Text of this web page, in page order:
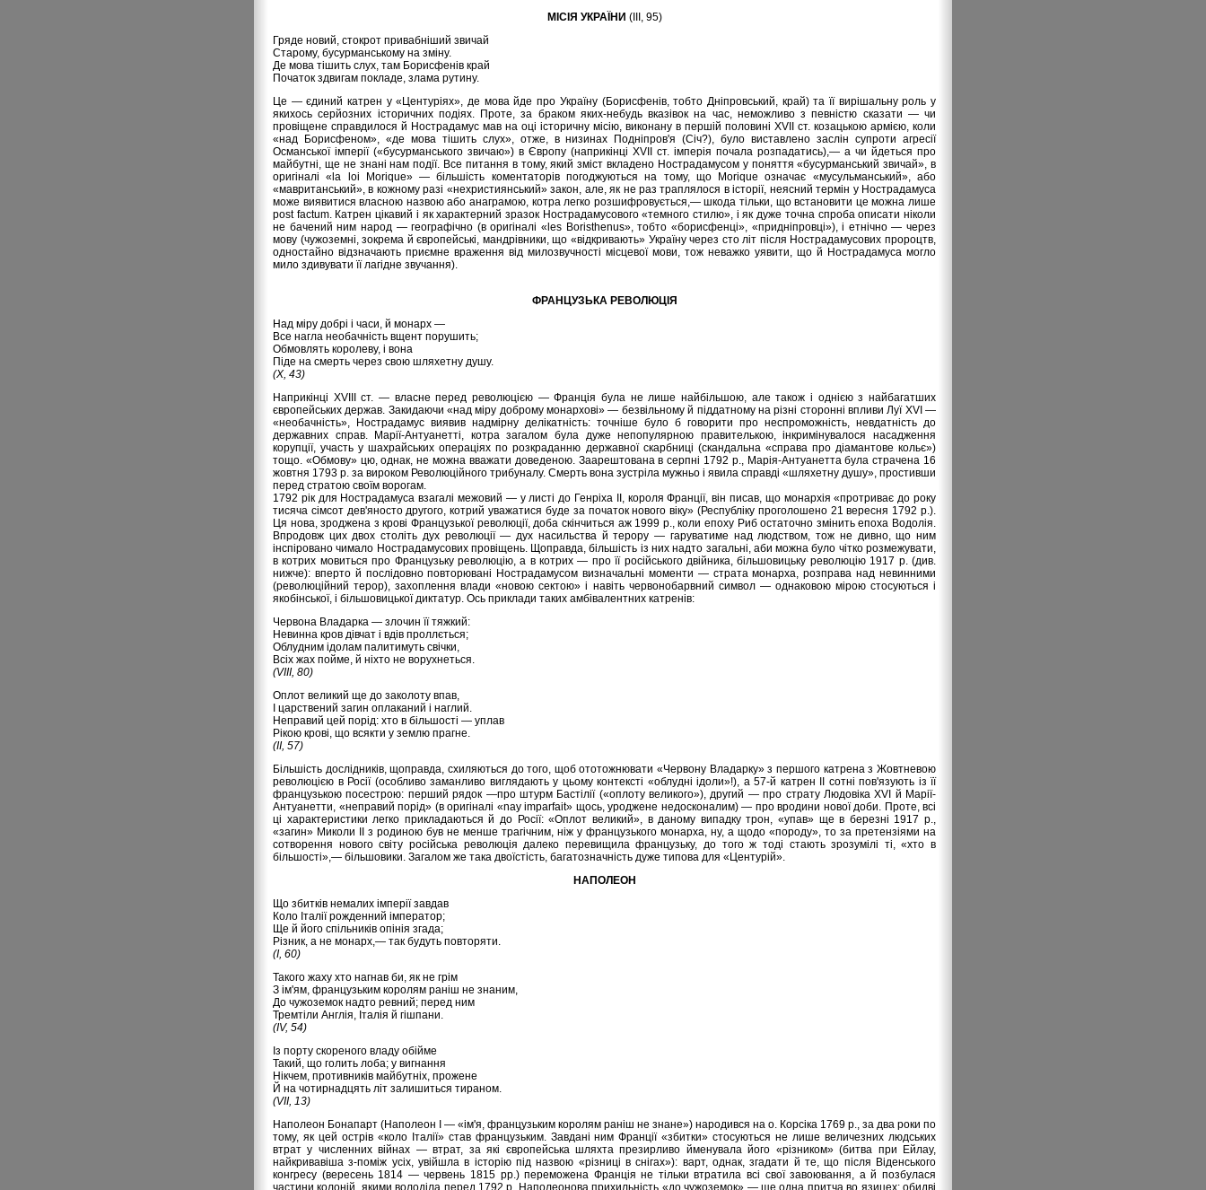
МІСІЯ УКРАЇНИ (ІІІ, 95)
Гряде новий, стокрот привабніший звичай
Старому, бусурманському на зміну.
Де мова тішить слух, там Борисфенів край
Початок здвигам покладе, злама рутину.
Це — єдиний катрен у «Центуріях», де мова йде про Україну (Борисфенів, тобто Дніпровський, край) та її вирішальну роль у
якихось серйозних історичних подіях. Проте, за браком яких-небудь вказівок на час, неможливо з певністю сказати — чи
провіщене справдилося й Нострадамус мав на оці історичну місію, виконану в першій половині XVII ст. козацькою армією, коли
«над Борисфеном», «де мова тішить слух», отже, в низинах Подніпров'я (Січ?), було виставлено заслін супроти агресії
Османської імперії («бусурманського звичаю») в Європу (наприкінці XVII ст. імперія почала розпадатись),— а чи йдеться про
майбутні, ще не знані нам події. Все питання в тому, який зміст вкладено Нострадамусом у поняття «бусурманський звичай», в
оригіналі «lа lоі Моriquе» — більшість коментаторів погоджуються на тому, що Моriquе означає «мусульманський», або
«мавританський», в кожному разі «нехристиянський» закон, але, як не раз траплялося в історії, неясний термін у Нострадамуса
може виявитися власною назвою або анаграмою, котра легко розшифровується,— шкода тільки, що встановити це можна лише
роst factum. Катрен цікавий і як характерний зразок Нострадамусового «темного стилю», і як дуже точна спроба описати ніколи
не бачений ним народ — географічно (в оригіналі «les Воristhenus», тобто «борисфенці», «придніпровці»), і етнічно — через
мову (чужоземні, зокрема й європейські, мандрівники, що «відкривають» Україну через сто літ після Нострадамусових пророцтв,
одностайно відзначають приємне враження від милозвучності місцевої мови, тож неважко уявити, що й Нострадамуса могло
мило здивувати її лагідне звучання).
ФРАНЦУЗЬКА РЕВОЛЮЦІЯ
Над міру добрі і часи, й монарх —
Все нагла необачність вщент порушить;
Обмовлять королеву, і вона
Піде на смерть через свою шляхетну душу.
(X, 43)
Наприкінці XVIII ст. — власне перед революцією — Франція була не лише найбільшою, але також і однією з найбагатших
європейських держав. Закидаючи «над міру доброму монархові» — безвільному й піддатному на різні сторонні впливи Луї XVI —
«необачність», Нострадамус виявив надмірну делікатність: точніше було б говорити про неспроможність, невдатність до
державних справ. Марії-Антуанетті, котра загалом була дуже непопулярною правителькою, інкримінувалося насадження
корупції, участь у шахрайських операціях по розкраданню державної скарбниці (скандальна «справа про діамантове кольє»)
тощо. «Обмову» цю, однак, не можна вважати доведеною. Заарештована в серпні 1792 р., Марія-Aнтуанетта була страчена 16
жовтня 1793 р. за вироком Революційного трибуналу. Смерть вона зустріла мужньо і явила справді «шляхетну душу», простивши
перед стратою своїм ворогам.
1792 рік для Нострадамуса взагалі межовий — у листі до Генріха II, короля Франції, він писав, що монархія «протриває до року
тисяча сімсот дев'яносто другого, котрий уважатися буде за початок нового віку» (Республіку проголошено 21 вересня 1792 р.).
Ця нова, зроджена з крові Французької революції, доба скінчиться аж 1999 р., коли епоху Риб остаточно змінить епоха Водолія.
Впродовж цих двох століть дух революції — дух насильства й терору — гаруватиме над людством, тож не дивно, що ним
інспіровано чимало Нострадамусових провіщень. Щоправда, більшість із них надто загальні, аби можна було чітко розмежувати,
в котрих мовиться про Французьку революцію, а в котрих — про її російського двійника, більшовицьку революцію 1917 р. (див.
нижче): вперто й послідовно повторювані Нострадамусом визначальні моменти — страта монарха, розправа над невинними
(революційний терор), захоплення влади «новою сектою» і навіть червонобарвний символ — однаковою мірою стосуються і
якобінської, і більшовицької диктатур. Ось приклади таких амбівалентних катренів:
Червона Владарка — злочин її тяжкий:
Невинна кров дівчат і вдів проллється;
Облудним ідолам палитимуть свічки,
Всіх жах пойме, й ніхто не ворухнеться.
(VIII, 80)
Оплот великий ще до заколоту впав,
І царствений загин оплаканий і наглий.
Неправий цей порід: хто в більшості — уплав
Рікою крові, що всякти у землю прагне.
(II, 57)
Більшість дослідників, щоправда, схиляються до того, щоб ототожнювати «Червону Владарку» з першого катрена з Жовтневою
революцією в Росії (особливо заманливо виглядають у цьому контексті «облудні ідоли»!), а 57-й катрен II сотні пов'язують із її
французькою посестрою: перший рядок —про штурм Бастілії («оплоту великого»), другий — про страту Людовіка XVI й Марії-
Антуанетти, «неправий порід» (в оригіналі «nау іmparfait» щось, уроджене недосконалим) — про вродини нової доби. Проте, всі
ці характеристики легко прикладаються й до Росії: «Оплот великий», в даному випадку трон, «упав» ще в березні 1917 р.,
«загин» Миколи II з родиною був не менше трагічним, ніж у французького монарха, ну, а щодо «породу», то за претензіями на
сотворення нового світу російська революція далеко перевищила французьку, до того ж тоді стають зрозумілі ті, «хто в
більшості»,— більшовики. Загалом же така двоїстість, багатозначність дуже типова для «Центурій».
НАПОЛЕОН
Що збитків немалих імперії завдав
Коло Італії рожденний імператор;
Ще й його спільників опінія згада;
Різник, а не монарх,— так будуть повторяти.
(І, 60)
Такого жаху хто нагнав би, як не грім
З ім'ям, французьким королям раніш не знаним,
До чужоземок надто ревний; перед ним
Тремтіли Англія, Італія й гішпани.
(IV, 54)
Із порту скореного владу обійме
Такий, що голить лоба; у вигнання
Нікчем, противників майбутніх, прожене
Й на чотирнадцять літ залишиться тираном.
(VII, 13)
Наполеон Бонапарт (Наполеон І — «ім'я, французьким королям раніш не знане») народився на о. Корсіка 1769 р., за два роки по
тому, як цей острів «коло Італії» став французьким. Завдані ним Франції «збитки» стосуються не лише величезних людських
втрат у численних війнах — втрат, за які європейська шляхта презирливо йменувала його «різником» (битва при Ейлау,
найкривавіша з-поміж усіх, увійшла в історію під назвою «різниці в снігах»): варт, однак, згадати й те, що після Віденського
конгресу (вересень 1814 — червень 1815 рр.) переможена Франція не тільки втратила всі свої завоювання, а й позбулася
частини колоній, якими володіла перед 1792 р. Наполеонова прихильність «до чужоземок» — ще одна притча во язицех: обидві